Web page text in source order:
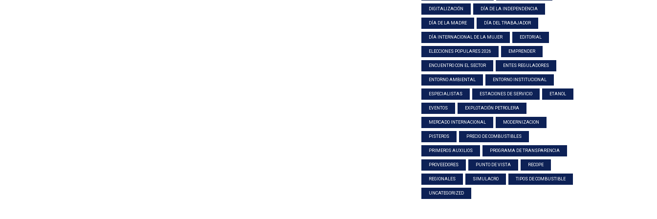
DIGITALIZACIÓN DÍA DE LA INDEPENDENCIA
DÍA DE LA MADRE DÍA DEL TRABAJADOR
DÍA INTERNACIONAL DE LA MUJER EDITORIAL
ELECCIONES POPULARES 2026 EMPRENDER
ENCUENTRO CON EL SECTOR ENTES REGULADORES
ENTORNO AMBIENTAL ENTORNO INSTITUCIONAL
ESPECIALISTAS ESTACIONES DE SERVICIO ETANOL
EVENTOS EXPLOTACIÓN PETROLERA
MERCADO INTERNACIONAL MODERNIZACION
PISTEROS PRECIO DE COMBUSTIBLES
PRIMEROS AUXILIOS PROGRAMA DE TRANSPARENCIA
PROVEEDORES PUNTO DE VISTA RECOPE
REGIONALES SIMULACRO TIPOS DE COMBUSTIBLE
UNCATEGORIZED